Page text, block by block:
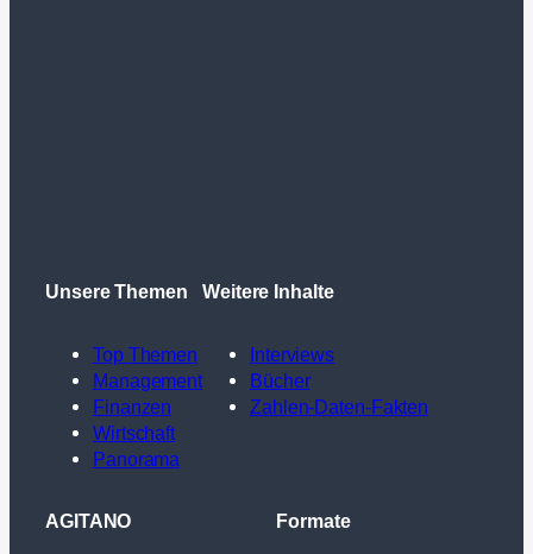
Unsere Themen
Top Themen
Management
Finanzen
Wirtschaft
Panorama
Weitere Inhalte
Interviews
Bücher
Zahlen-Daten-Fakten
AGITANO Formate